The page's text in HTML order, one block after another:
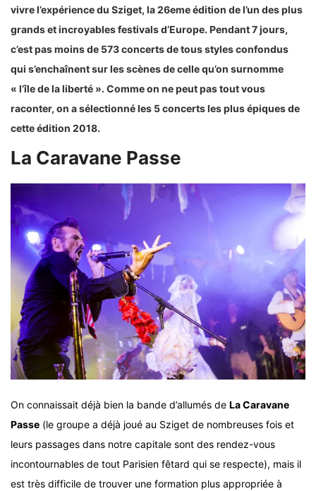
vivre l’expérience du Sziget, la 26eme édition de l’un des plus
grands et incroyables festivals d’Europe. Pendant 7 jours,
c’est pas moins de 573 concerts de tous styles confondus
qui s’enchaînent sur les scènes de celle qu’on surnomme
« l’île de la liberté ». Comme on ne peut pas tout vous
raconter, on a sélectionné les 5 concerts les plus épiques de
cette édition 2018.
La Caravane Passe
On connaissait déjà bien la bande d’allumés de La Caravane
Passe (le groupe a déjà joué au Sziget de nombreuses fois et
leurs passages dans notre capitale sont des rendez-vous
incontournables de tout Parisien fêtard qui se respecte), mais il
est très difficile de trouver une formation plus appropriée à